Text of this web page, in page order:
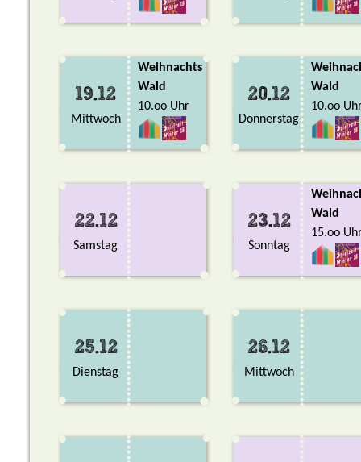
19.12
Mittwoch
Weihnachts
Wald
10.oo Uhr
20.12
Donnerstag
Wald
10.oo
22.12
Samstag
23.12
Sonntag
Wald
15.oo
25.12
Dienstag
26.12
Mittwoch